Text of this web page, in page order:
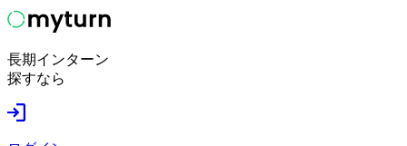
長期インターン
探すなら